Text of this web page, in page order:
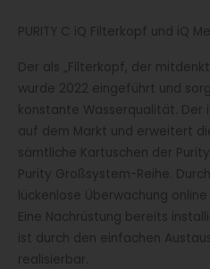
PURITY C iQ Filterkopf und iQ
Der als „Filterkopf, der
wurde 2022 eingeführt und
konstante Wasserqualität. Der
auf dem Markt und erweitert
sämtliche Kartuschen der
Purity Großsystem-Reihe.
lückenlose Überwachung
Eine Nachrüstung bereits
ist durch den einfachen
realisierbar.